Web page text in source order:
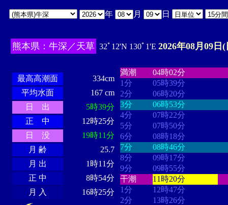
年 月 日
熊本県：牛深／天草 32ﾟ12'N 130ﾟ1'E 2026年08月09日(
最高高潮面
334cm
平均水面
167 cm
日 出
5時39分
正 中
12時25分
日 没
19時11分
月 齢
25.7
月 出
1時11分
正 中
8時54分
月 入
16時25分
満潮
04時02分
1分
05時39分
2分
06時20分
3分
06時53分
4分
07時22分
5分
07時50分
6分
08時18分
7分
08時46分
8分
09時17分
9分
09時55分
干潮
11時20分
1分
12時47分
2分
13時26分